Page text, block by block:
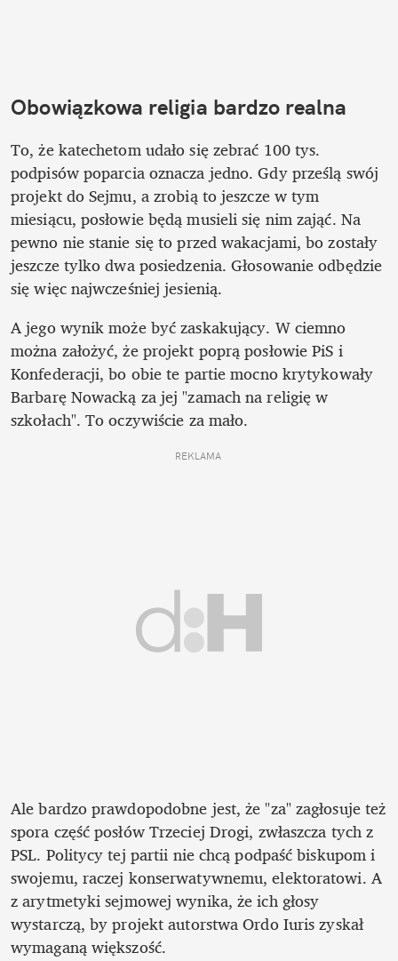
Obowiązkowa religia bardzo realna
To, że katechetom udało się zebrać 100 tys.
podpisów poparcia oznacza jedno. Gdy prześlą swój
projekt do Sejmu, a zrobią to jeszcze w tym
miesiącu, posłowie będą musieli się nim zająć. Na
pewno nie stanie się to przed wakacjami, bo zostały
jeszcze tylko dwa posiedzenia. Głosowanie odbędzie
się więc najwcześniej jesienią.
A jego wynik może być zaskakujący. W ciemno
można założyć, że projekt poprą posłowie PiS i
Konfederacji, bo obie te partie mocno krytykowały
Barbarę Nowacką za jej "zamach na religię w
szkołach". To oczywiście za mało.
REKLAMA
Ale bardzo prawdopodobne jest, że "za" zagłosuje też
spora część posłów Trzeciej Drogi, zwłaszcza tych z
PSL. Politycy tej partii nie chcą podpaść biskupom i
swojemu, raczej konserwatywnemu, elektoratowi. A
z arytmetyki sejmowej wynika, że ich głosy
wystarczą, by projekt autorstwa Ordo Iuris zyskał
wymaganą większość.